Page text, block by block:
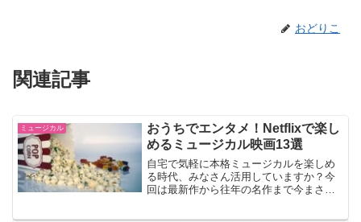
おどりこ
関連記事
ミュージカル
おうちでエンタメ！Netflixで楽し
めるミュージカル映画13選
自宅で気軽に本格ミュージカルを楽しめ
る時代、みなさん活用していますか？今
回は最新作から往年の名作まで今まさに